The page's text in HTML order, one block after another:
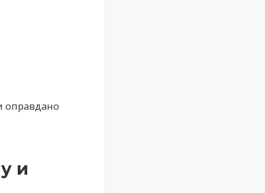
оправдано
и